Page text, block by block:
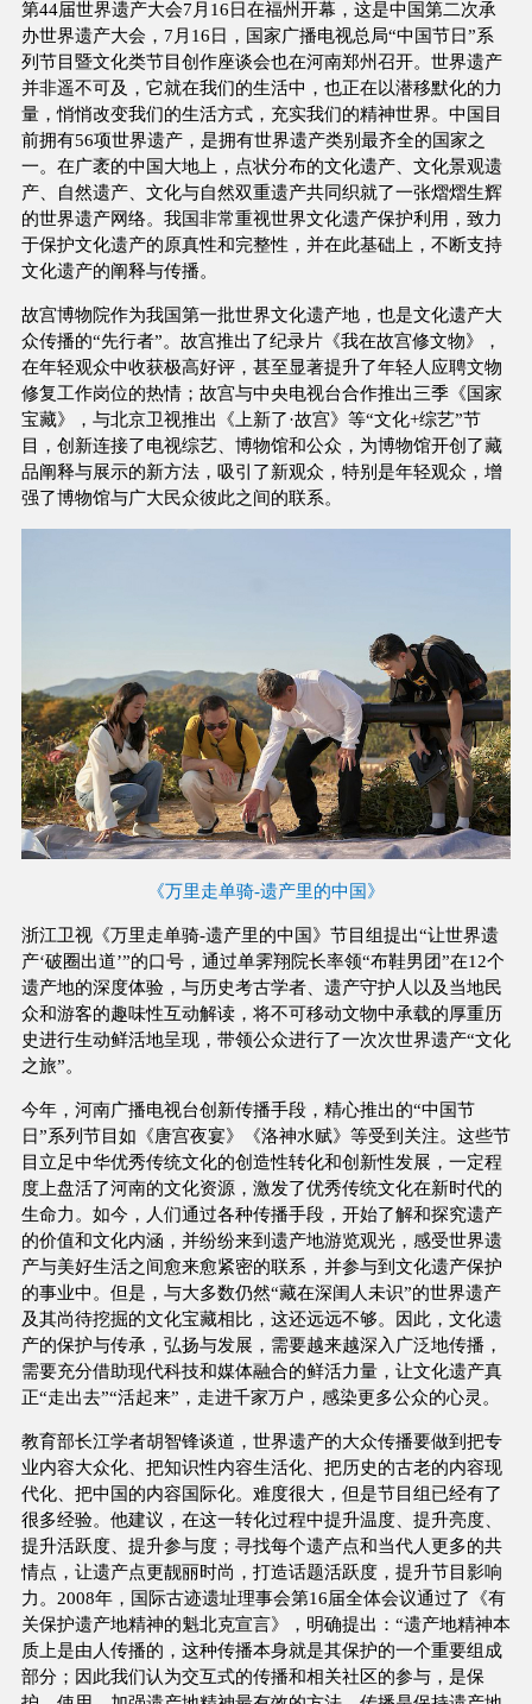
第44届世界遗产大会7月16日在福州开幕，这是中国第二次承
办世界遗产大会，7月16日，国家广播电视总局“中国节日”系
列节目暨文化类节目创作座谈会也在河南郑州召开。世界遗产
并非遥不可及，它就在我们的生活中，也正在以潜移默化的力
量，悄悄改变我们的生活方式，充实我们的精神世界。中国目
前拥有56项世界遗产，是拥有世界遗产类别最齐全的国家之
一。在广袤的中国大地上，点状分布的文化遗产、文化景观遗
产、自然遗产、文化与自然双重遗产共同织就了一张熠熠生辉
的世界遗产网络。我国非常重视世界文化遗产保护利用，致力
于保护文化遗产的原真性和完整性，并在此基础上，不断支持
文化遗产的阐释与传播。
故宫博物院作为我国第一批世界文化遗产地，也是文化遗产大
众传播的“先行者”。故宫推出了纪录片《我在故宫修文物》，
在年轻观众中收获极高好评，甚至显著提升了年轻人应聘文物
修复工作岗位的热情；故宫与中央电视台合作推出三季《国家
宝藏》，与北京卫视推出《上新了·故宫》等“文化+综艺”节
目，创新连接了电视综艺、博物馆和公众，为博物馆开创了藏
品阐释与展示的新方法，吸引了新观众，特别是年轻观众，增
强了博物馆与广大民众彼此之间的联系。
《万里走单骑-遗产里的中国》
浙江卫视《万里走单骑-遗产里的中国》节目组提出“让世界遗
产‘破圈出道’”的口号，通过单霁翔院长率领“布鞋男团”在12个
遗产地的深度体验，与历史考古学者、遗产守护人以及当地民
众和游客的趣味性互动解读，将不可移动文物中承载的厚重历
史进行生动鲜活地呈现，带领公众进行了一次次世界遗产“文化
之旅”。
今年，河南广播电视台创新传播手段，精心推出的“中国节
日”系列节目如《唐宫夜宴》《洛神水赋》等受到关注。这些节
目立足中华优秀传统文化的创造性转化和创新性发展，一定程
度上盘活了河南的文化资源，激发了优秀传统文化在新时代的
生命力。如今，人们通过各种传播手段，开始了解和探究遗产
的价值和文化内涵，并纷纷来到遗产地游览观光，感受世界遗
产与美好生活之间愈来愈紧密的联系，并参与到文化遗产保护
的事业中。但是，与大多数仍然“藏在深闺人未识”的世界遗产
及其尚待挖掘的文化宝藏相比，这还远远不够。因此，文化遗
产的保护与传承，弘扬与发展，需要越来越深入广泛地传播，
需要充分借助现代科技和媒体融合的鲜活力量，让文化遗产真
正“走出去”“活起来”，走进千家万户，感染更多公众的心灵。
教育部长江学者胡智锋谈道，世界遗产的大众传播要做到把专
业内容大众化、把知识性内容生活化、把历史的古老的内容现
代化、把中国的内容国际化。难度很大，但是节目组已经有了
很多经验。他建议，在这一转化过程中提升温度、提升亮度、
提升活跃度、提升参与度；寻找每个遗产点和当代人更多的共
情点，让遗产点更靓丽时尚，打造话题活跃度，提升节目影响
力。2008年，国际古迹遗址理事会第16届全体会议通过了《有
关保护遗产地精神的魁北克宣言》，明确提出：“遗产地精神本
质上是由人传播的，这种传播本身就是其保护的一个重要组成
部分；因此我们认为交互式的传播和相关社区的参与，是保